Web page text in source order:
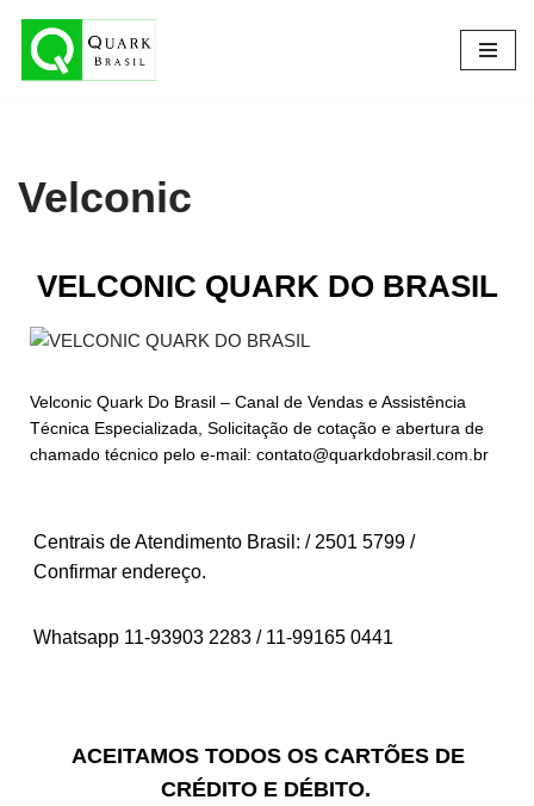
Pular
Velconic
VELCONIC QUARK DO BRASIL
Velconic Quark Do Brasil – Canal de Vendas e Assistência
Técnica Especializada, Solicitação de cotação e abertura de
chamado técnico pelo e-mail: contato@quarkdobrasil.com.br
Centrais de Atendimento Brasil: / 2501 5799 /
Confirmar endereço.
Whatsapp 11-93903 2283 / 11-99165 0441
ACEITAMOS TODOS OS CARTÕES DE
CRÉDITO E DÉBITO.